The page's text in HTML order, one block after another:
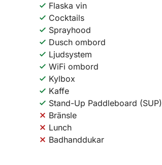
Flaska vin
Cocktails
Sprayhood
Dusch ombord
Ljudsystem
WiFi ombord
Kylbox
Kaffe
Stand-Up Paddleboard (SUP)
Bränsle
Lunch
Badhanddukar